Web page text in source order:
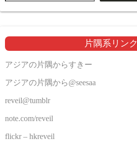
片隅系リンク
アジアの片隅からすきー
アジアの片隅から@seesaa
reveil@tumblr
note.com/reveil
flickr – hkreveil